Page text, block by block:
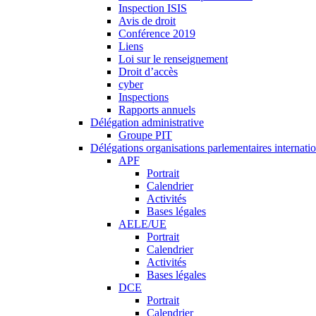
Inspection ISIS
Avis de droit
Conférence 2019
Liens
Loi sur le renseignement
Droit d’accès
cyber
Inspections
Rapports annuels
Délégation administrative
Groupe PIT
Délégations organisations parlementaires
APF
Portrait
Calendrier
Activités
Bases légales
AELE/UE
Portrait
Calendrier
Activités
Bases légales
DCE
Portrait
Calendrier